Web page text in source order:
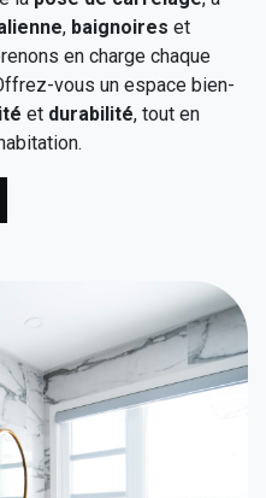
, baignoires et
en charge chaque
vous un espace bien-
et durabilité, tout en